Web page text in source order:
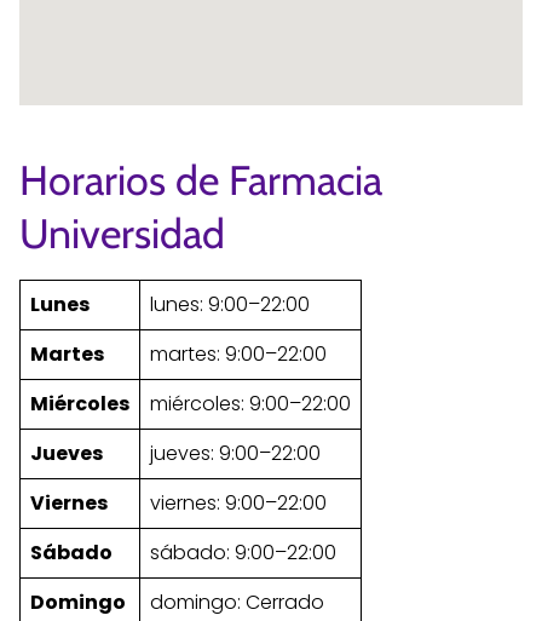
Horarios de Farmacia
Universidad
Lunes
lunes: 9:00–22:00
Martes
martes: 9:00–22:00
Miércoles
miércoles: 9:00–22:00
Jueves
jueves: 9:00–22:00
Viernes
viernes: 9:00–22:00
Sábado
sábado: 9:00–22:00
Domingo
domingo: Cerrado